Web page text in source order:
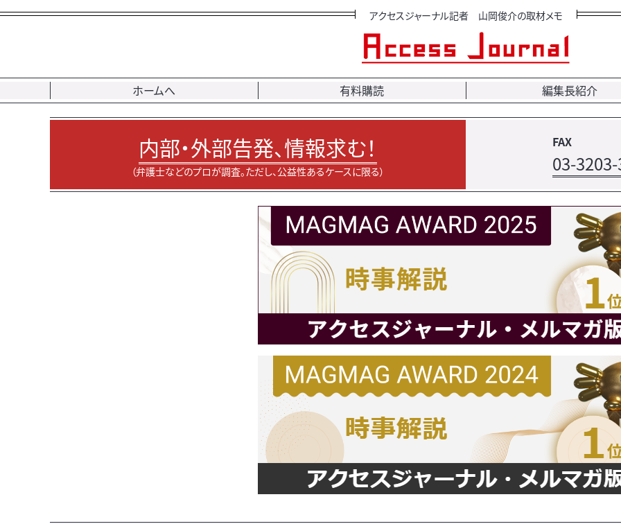
アクセスジャーナル記者 山岡俊介の取材メモ
ホームへ 有料購読 編集長紹介
内部・外部告発、情報求む！
（弁護士などのプロが調査。ただし、公益性あるケースに限る）
FAX
03-